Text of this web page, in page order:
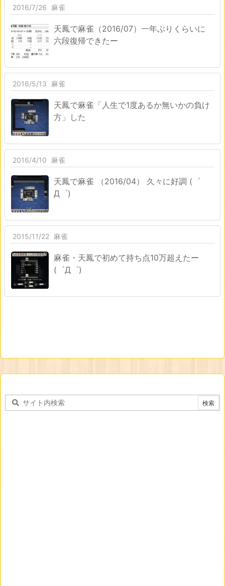
2016/7/26 麻雀
天鳳で麻雀（2016/07）一年ぶりくらいに
六段復帰できたー
2016/5/13 麻雀
天鳳で麻雀「人生で1度あるか無いかの負け
方」した
2016/4/10 麻雀
天鳳で麻雀 （2016/04） 久々に好調 (゜
Д゜)
2015/11/22 麻雀
麻雀・天鳳で初めて持ち点10万超えたー
(゜Д゜)